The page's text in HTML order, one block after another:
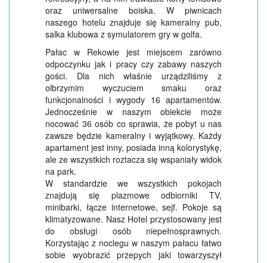
oraz uniwersalne boiska. W piwnicach
naszego hotelu znajduje się kameralny pub,
salka klubowa z symulatorem gry w golfa.
Pałac w Rekowie jest miejscem zarówno
odpoczynku jak i pracy czy zabawy naszych
gości. Dla nich właśnie urządziliśmy z
olbrzymim wyczuciem smaku oraz
funkcjonalności i wygody 16 apartamentów.
Jednocześnie w naszym obiekcie może
nocować 36 osób co sprawia, że pobyt u nas
zawsze będzie kameralny i wyjątkowy. Każdy
apartament jest inny, posiada inną kolorystykę,
ale ze wszystkich roztacza się wspaniały widok
na park.
W standardzie we wszystkich pokojach
znajdują się plazmowe odbiorniki TV,
minibarki, łącze internetowe, sejf. Pokoje są
klimatyzowane. Nasz Hotel przystosowany jest
do obsługi osób niepełnosprawnych.
Korzystając z noclegu w naszym pałacu łatwo
sobie wyobrazić przepych jaki towarzyszył